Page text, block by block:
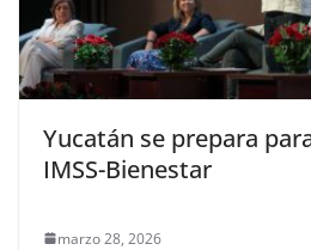
Yucatán se prepara
IMSS-Bienestar
marzo 28, 2026